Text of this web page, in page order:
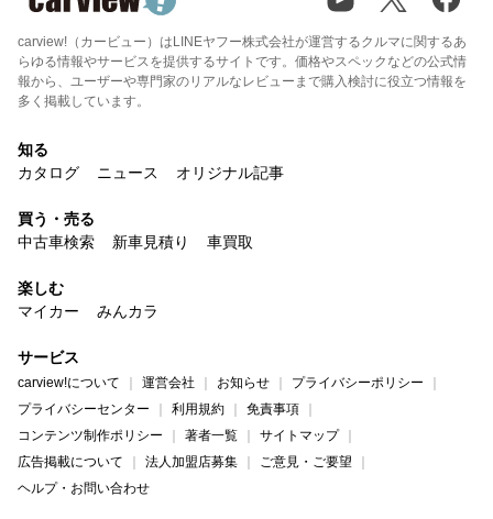
carview!（カービュー）はLINEヤフー株式会社が運営するクルマに関するあ
らゆる情報やサービスを提供するサイトです。価格やスペックなどの公式情
報から、ユーザーや専門家のリアルなレビューまで購入検討に役立つ情報を
多く掲載しています。
知る
カタログ
ニュース オリジナル記事
買う・売る
中古車検索
新車見積り 車買取
楽しむ
マイカー
みんカラ
サービス
carview!について 運営会社 お知らせ
プライバシーポリシー
プライバシーセンター
利用規約
免責事項
コンテンツ制作ポリシー
著者一覧
サイトマップ
広告掲載について
法人加盟店募集
ご意見・ご要望
ヘルプ・お問い合わせ